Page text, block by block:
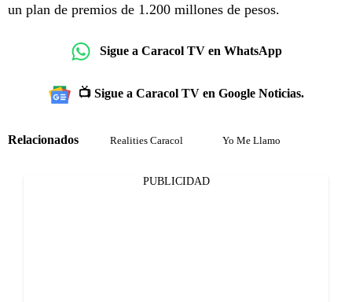
un plan de premios de 1.200 millones de pesos.
Sigue a Caracol TV en WhatsApp
📺 Sigue a Caracol TV en Google Noticias.
Relacionados Realities Caracol Yo Me Llamo
PUBLICIDAD